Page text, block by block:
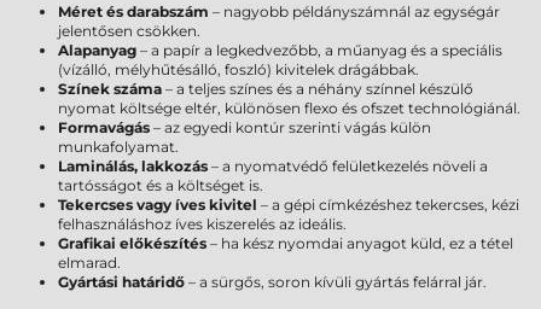
Méret és darabszám – nagyobb példányszámnál az egységár
jelentősen csökken.
Alapanyag – a papír a legkedvezőbb, a műanyag és a speciális
(vízálló, mélyhűtésálló, foszló) kivitelek drágábbak.
Színek száma – a teljes színes és a néhány színnel készülő
nyomat költsége eltér, különösen flexo és ofszet technológiánál.
Formavágás – az egyedi kontúr szerinti vágás külön
munkafolyamat.
Laminálás, lakkozás – a nyomatvédő felületkezelés növeli a
tartósságot és a költséget is.
Tekercses vagy íves kivitel – a gépi címkézéshez tekercses, kézi
felhasználáshoz íves kiszerelés az ideális.
Grafikai előkészítés – ha kész nyomdai anyagot küld, ez a tétel
elmarad.
Gyártási határidő – a sürgős, soron kívüli gyártás felárral jár.